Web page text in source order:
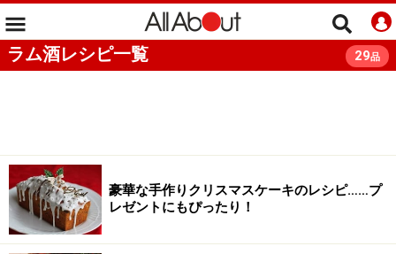
ラム酒レシピ一覧 29品
豪華な手作りクリスマスケーキのレシピ……プ
レゼントにもぴったり！